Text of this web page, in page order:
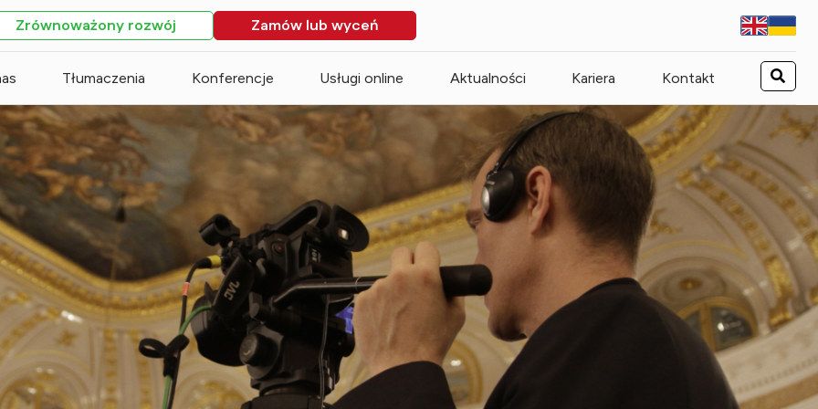
Zrównoważony rozwój Zamów lub wyceń
Tłumaczenia Konferencje Usługi online Aktualności Kariera Kontakt